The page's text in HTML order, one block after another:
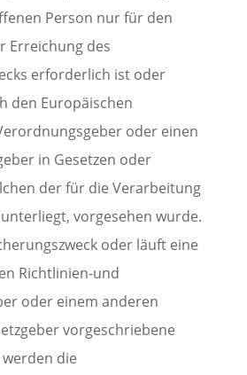
Person nur für den
Erreichung des
erforderlich ist oder
den Europäischen
oder einen
in Gesetzen oder
der für die Verarbeitung
vorgesehen wurde.
oder läuft eine
Richtlinien-und
oder einem anderen
vorgeschriebene
die